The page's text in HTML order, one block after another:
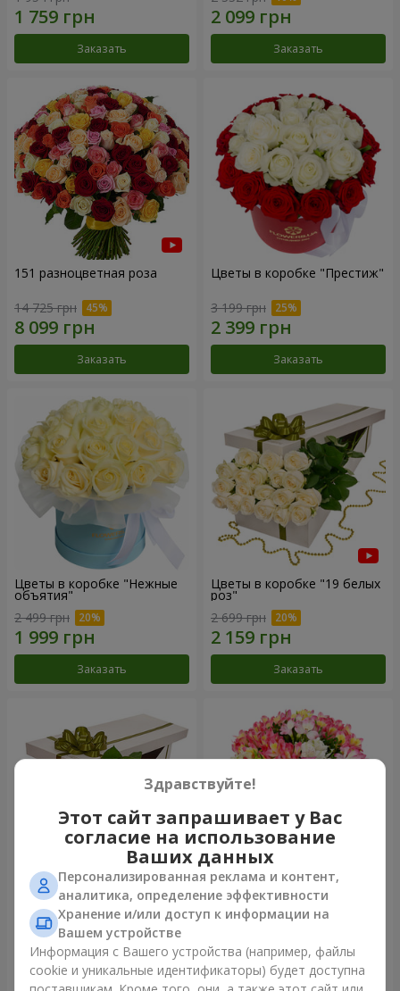
Заказать Заказать
151 разноцветная роза
14 725 грн
Заказать
Цветы в коробке "Престиж"
3 199 грн
Заказать
Цветы в коробке "Нежные
объятия"
2 499 грн
Заказать
Цветы в коробке "19 белых
роз"
2 699 грн
Заказать
Цветы в коробке "15
розовых роз"
2 469 грн
Заказать
Букет "Сказка для двоих!"
Заказать
Здравствуйте!
Этот сайт запрашивает у Вас
согласие на использование
Ваших данных
Персонализированная реклама и контент,
аналитика, определение эффективности
Хранение и/или доступ к информации на
Вашем устройстве
Информация с Вашего устройства (например, файлы
cookie и уникальные идентификаторы) будет доступна